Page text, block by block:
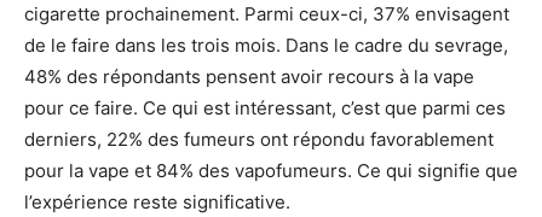
cigarette prochainement. Parmi ceux-ci, 37% envisagent
de le faire dans les trois mois. Dans le cadre du sevrage,
48% des répondants pensent avoir recours à la vape
pour ce faire. Ce qui est intéressant, c’est que parmi ces
derniers, 22% des fumeurs ont répondu favorablement
pour la vape et 84% des vapofumeurs. Ce qui signifie que
l’expérience reste significative.